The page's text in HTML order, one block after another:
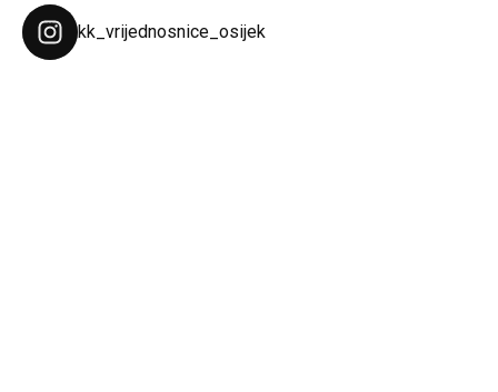
kk_vrijednosnice_osijek